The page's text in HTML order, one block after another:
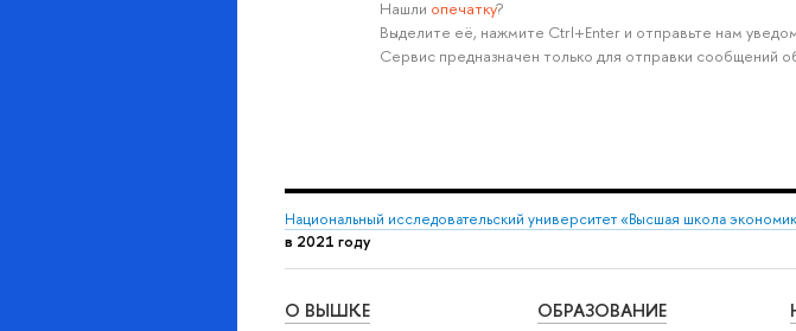
Нашли опечатку?
Выделите её, нажмите Ctrl+Enter и отправьте нам
Сервис предназначен только для отправки сообщений
Национальный исследовательский университет «Высшая школа
в 2021 году
О ВЫШКЕ ОБРАЗОВАНИЕ